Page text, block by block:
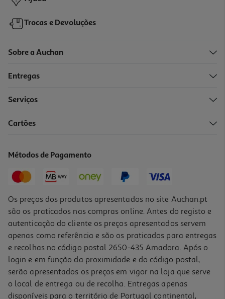
Trocas e Devoluções
Sobre a Auchan
Entregas
Serviços
Cartões
Métodos de Pagamento
Os preços dos produtos apresentados no site Auchan.pt
são os praticados nas compras online. Antes do registo e
autenticação do cliente os preços apresentados servem
apenas como referência e são os praticados para entregas
e recolhas no código postal 2650-435 Amadora. Após o
login e em função da proximidade e do código postal,
serão apresentados os preços em vigor na loja que serve
o local de entrega ou de recolha. Entregas apenas
disponíveis para o território de Portugal continental,